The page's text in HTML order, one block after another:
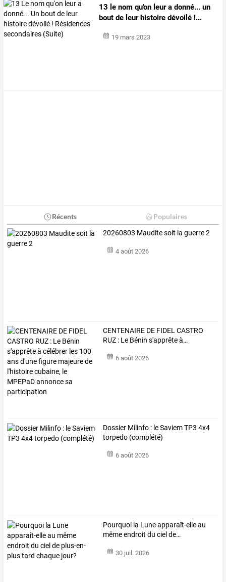
13 le nom qu'on leura donné... un
bout de leurhistoire dévoilé !…
19 mars 2023
Récents Populaires
20260803 Maudite soit la guerre 2
4 août 2026
CENTENAIRE DE FIDEL CASTRO
RUZ : Le Bénin s'apprêteà…
6 août 2026
Dossier Milinfo : le Saviem TP3 4x4
torpedo (complété)
6 août 2026
Pourquoi la Luneapparaît-elleau
mêmeendroit du ciel de…
30 juil. 2026